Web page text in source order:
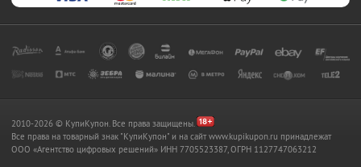
2010-2026 © КупиКупон. Все права защищены.
Все права на товарный знак "КупиКупон" и на сайт www.kupikupon.ru принадлежат
OOO «Агентство цифровых решений» ИНН 7705523387, ОГРН 1127747063212